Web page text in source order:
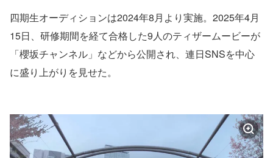
四期生オーディションは2024年8月より実施。2025年4月
15日、研修期間を経て合格した9人のティザームービーが
「櫻坂チャンネル」などから公開され、連日SNSを中心
に盛り上がりを見せた。